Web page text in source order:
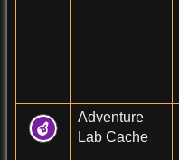
Adventure
Lab Cache